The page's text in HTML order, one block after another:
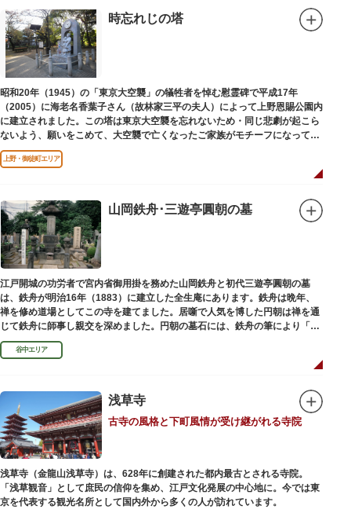
時忘れじの塔
昭和20年（1945）の「東京大空襲」の犠牲者を悼む慰霊碑で平成17年
（2005）に海老名香葉子さん（故林家三平の夫人）によって上野恩賜公園内
に建立されました。この塔は東京大空襲を忘れないため・同じ悲劇が起こら
ないよう、願いをこめて、大空襲で亡くなったご家族がモチーフになってい
る平和祈念母子像・時計塔です。
上野・御徒町エリア
山岡鉄舟･三遊亭圓朝の墓
江戸開城の功労者で宮内省御用掛を務めた山岡鉄舟と初代三遊亭圓朝の墓
は、鉄舟が明治16年（1883）に建立した全生庵にあります。鉄舟は晩年、
禅を修め道場としてこの寺を建てました。居噺で人気を博した円朝は禅を通
じて鉄舟に師事し親交を深めました。円朝の墓石には、鉄舟の筆により「三
遊亭円朝無舌居士」とあります。
谷中エリア
浅草寺
古寺の風格と下町風情が受け継がれる寺院
浅草寺（金龍山浅草寺）は、628年に創建された都内最古とされる寺院。
「浅草観音」として庶民の信仰を集め、江戸文化発展の中心地に。今では東
京を代表する観光名所として国内外から多くの人が訪れています。